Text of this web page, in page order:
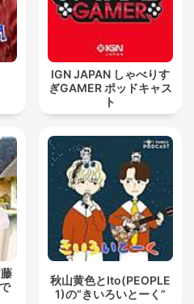
IGN JAPAN しゃべりす
ぎGAMER ポッドキャス
ト
秋山黄色とIto(PEOPLE
1)の“きいろいとーく”